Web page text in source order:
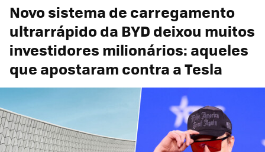
Novo sistema de carregamento
ultrarrápido da BYD deixou muitos
investidores milionários: aqueles
que apostaram contra a Tesla